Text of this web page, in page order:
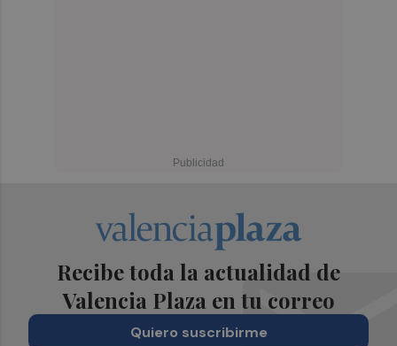
Recibe toda la actualidad de
Valencia Plaza en tu correo
Quiero suscribirme